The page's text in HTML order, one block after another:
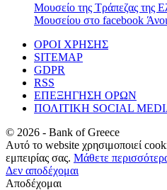
Μουσείο της Τράπεζας της
Μουσείου στο facebook
ΟΡΟΙ ΧΡΗΣΗΣ
SITEMAP
GDPR
RSS
ΕΠΕΞΗΓΗΣΗ ΟΡΩΝ
ΠΟΛΙΤΙΚΗ SOCIAL
© 2026 - Bank of Greece
Αυτό το website χρησιμοποιεί
εμπειρίας σας. Μάθετε
Δεν αποδέχομαι
Αποδέχομαι